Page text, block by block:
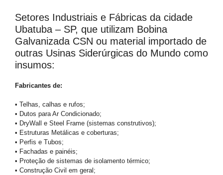
Setores Industriais e Fábricas da cidade
Ubatuba – SP, que utilizam Bobina
Galvanizada CSN ou material importado de
outras Usinas Siderúrgicas do Mundo como
insumos:
Fabricantes de:
• Telhas, calhas e rufos;
• Dutos para Ar Condicionado;
• DryWall e Steel Frame (sistemas construtivos);
• Estruturas Metálicas e coberturas;
• Perfis e Tubos;
• Fachadas e painéis;
• Proteção de sistemas de isolamento térmico;
• Construção Civil em geral;